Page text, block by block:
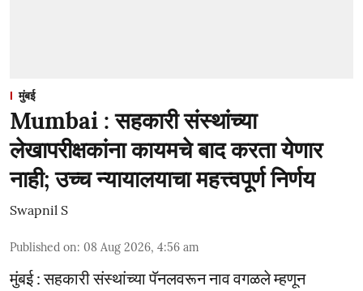
मुंबई
Mumbai : सहकारी संस्थांच्या
लेखापरीक्षकांना कायमचे बाद करता येणार
नाही; उच्च न्यायालयाचा महत्त्वपूर्ण निर्णय
Swapnil S
Published on: 08 Aug 2026, 4:56 am
मुंबई : सहकारी संस्थांच्या पॅनलवरून नाव वगळले म्हणून